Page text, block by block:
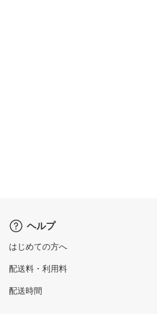
ヘルプ
はじめての方へ
配送料・利用料
配送時間